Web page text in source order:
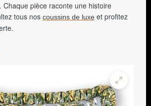
Chaque pièce raconte une histoire
tous nos coussins de luxe et profitez